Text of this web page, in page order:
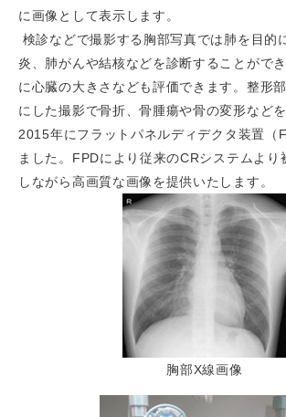
に画像として表示します。
検診などで撮影する胸部写真では肺を目的
炎、肺がんや結核などを診断することがで
に心臓の大きさなども評価できます。整形
にした撮影で骨折、骨腫瘍や骨の変形などを
2015年にフラットパネルディデクタ装置（
ました。FPDにより従来のCRシステムより
しながら高画質な画像を提供いたします。
胸部X線画像